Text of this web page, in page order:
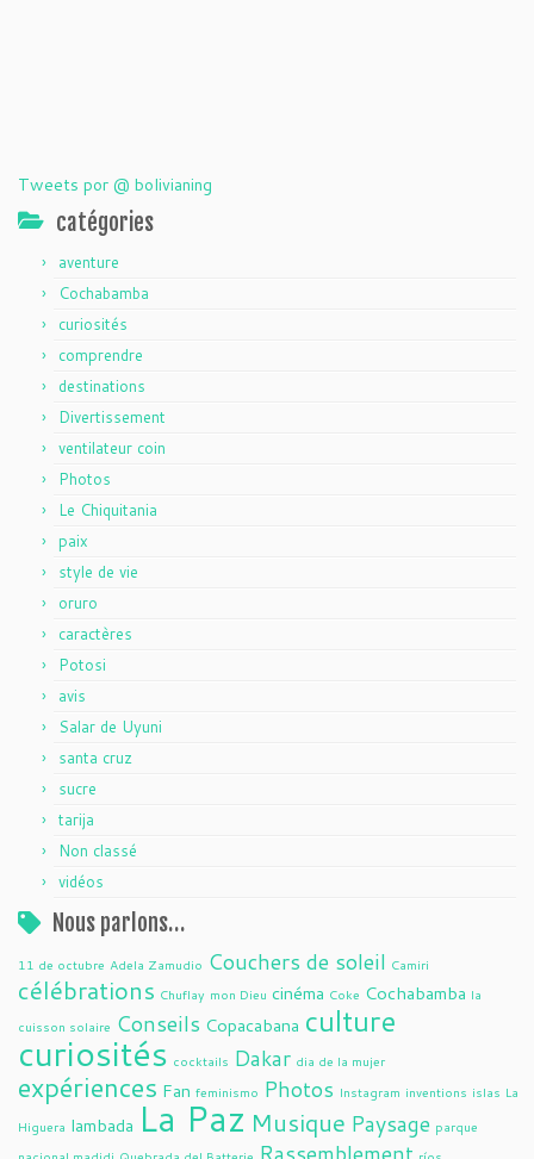
Tweets por @ bolivianing
catégories
aventure
Cochabamba
curiosités
comprendre
destinations
Divertissement
ventilateur coin
Photos
Le Chiquitania
paix
style de vie
oruro
caractères
Potosi
avis
Salar de Uyuni
santa cruz
sucre
tarija
Non classé
vidéos
Nous parlons…
11 de octubre Adela Zamudio Couchers de soleil Camiri
célébrations Chuflay mon Dieu cinéma Coke Cochabamba la
cuisson solaire Conseils Copacabana culture
curiosités cocktails Dakar dia de la mujer
expériences Fan feminismo Photos Instagram inventions islas La
Higuera lambada La Paz Musique Paysage parque
Rassemblement